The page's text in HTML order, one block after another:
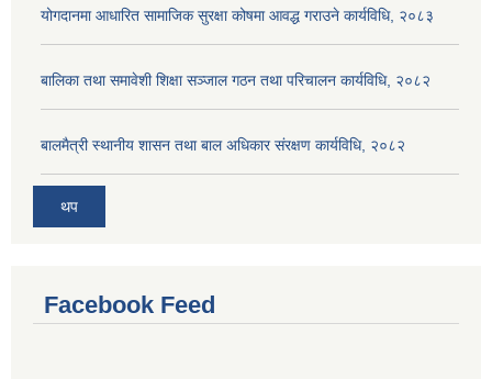
योगदानमा आधारित सामाजिक सुरक्षा कोषमा आवद्ध गराउने कार्यविधि, २०८३
बालिका तथा समावेशी शिक्षा सञ्जाल गठन तथा परिचालन कार्यविधि, २०८२
बालमैत्री स्थानीय शासन तथा बाल अधिकार संरक्षण कार्यविधि, २०८२
थप
Facebook Feed